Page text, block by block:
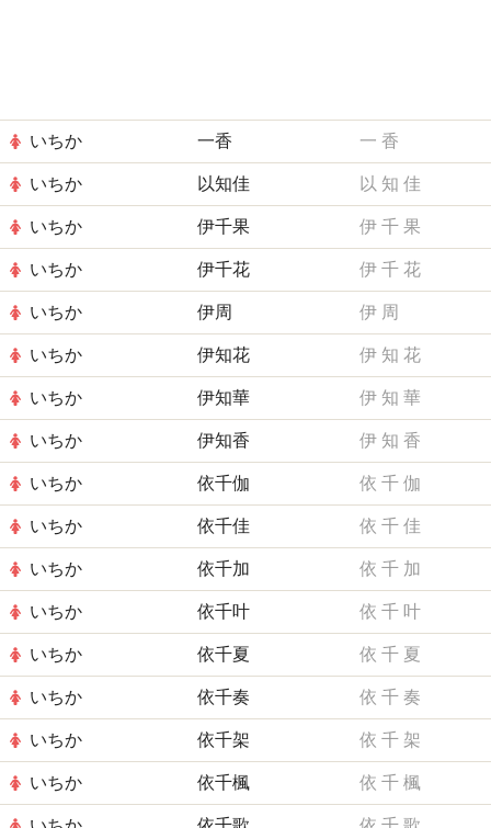
いちか 一香 一 香
いちか 以知佳 以 知 佳
いちか 伊千果 伊 千 果
いちか 伊千花 伊 千 花
いちか 伊周 伊 周
いちか 伊知花 伊 知 花
いちか 伊知華 伊 知 華
いちか 伊知香 伊 知 香
いちか 依千伽 依 千 伽
いちか 依千佳 依 千 佳
いちか 依千加 依 千 加
いちか 依千叶 依 千 叶
いちか 依千夏 依 千 夏
いちか 依千奏 依 千 奏
いちか 依千架 依 千 架
いちか 依千楓 依 千 楓